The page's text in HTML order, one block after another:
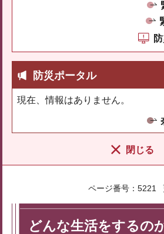
防災ポータル
現在、情報はありません。
閉じる
ページ番号：5221
どんな生活をするの